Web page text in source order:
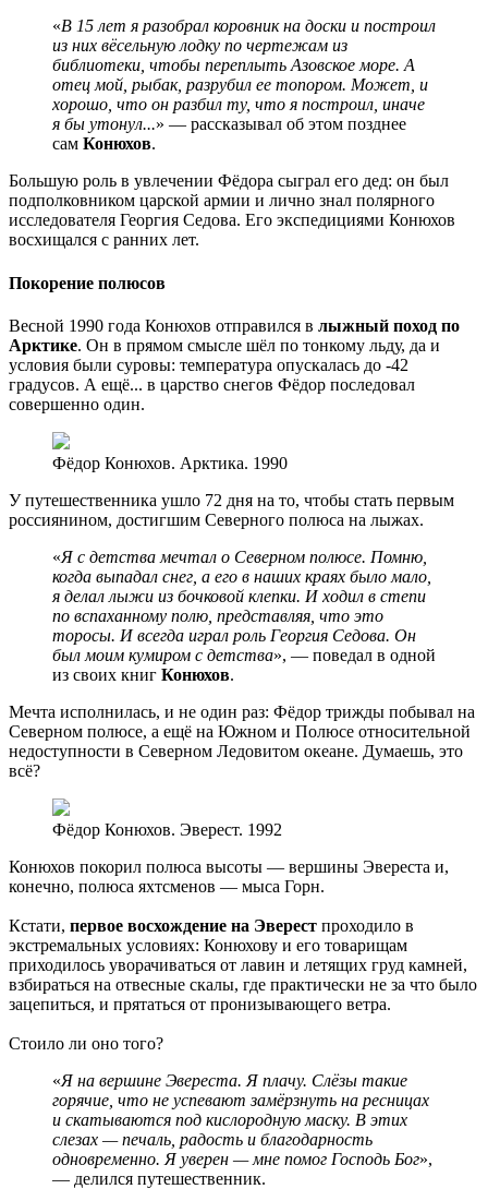
«В 15 лет я разобрал коровник на доски и построил
из них вёсельную лодку по чертежам из
библиотеки, чтобы переплыть Азовское море. А
отец мой, рыбак, разрубил ее топором. Может, и
хорошо, что он разбил ту, что я построил, иначе
я бы утонул...» — рассказывал об этом позднее
сам Конюхов.
Большую роль в увлечении Фёдора сыграл его дед: он был
подполковником царской армии и лично знал полярного
исследователя Георгия Седова. Его экспедициями Конюхов
восхищался с ранних лет.
Покорение полюсов
Весной 1990 года Конюхов отправился в лыжный поход по
Арктике. Он в прямом смысле шёл по тонкому льду, да и
условия были суровы: температура опускалась до -42
градусов. А ещё... в царство снегов Фёдор последовал
совершенно один.
Фёдор Конюхов. Арктика. 1990
У путешественника ушло 72 дня на то, чтобы стать первым
россиянином, достигшим Северного полюса на лыжах.
«Я с детства мечтал о Северном полюсе. Помню,
когда выпадал снег, а его в наших краях было мало,
я делал лыжи из бочковой клепки. И ходил в степи
по вспаханному полю, представляя, что это
торосы. И всегда играл роль Георгия Седова. Он
был моим кумиром с детства», — поведал в одной
из своих книг Конюхов.
Мечта исполнилась, и не один раз: Фёдор трижды побывал на
Северном полюсе, а ещё на Южном и Полюсе относительной
недоступности в Северном Ледовитом океане. Думаешь, это
всё?
Фёдор Конюхов. Эверест. 1992
Конюхов покорил полюса высоты — вершины Эвереста и,
конечно, полюса яхтсменов — мыса Горн.
Кстати, первое восхождение на Эверест проходило в
экстремальных условиях: Конюхову и его товарищам
приходилось уворачиваться от лавин и летящих груд камней,
взбираться на отвесные скалы, где практически не за что было
зацепиться, и прятаться от пронизывающего ветра.
Стоило ли оно того?
«Я на вершине Эвереста. Я плачу. Слёзы такие
горячие, что не успевают замёрзнуть на ресницах
и скатываются под кислородную маску. В этих
слезах — печаль, радость и благодарность
одновременно. Я уверен — мне помог Господь Бог»,
— делился путешественник.